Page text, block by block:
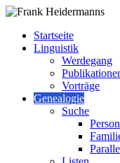
Startseite
Linguistik
Werdegang
Vorträge
Genealogie
Suche